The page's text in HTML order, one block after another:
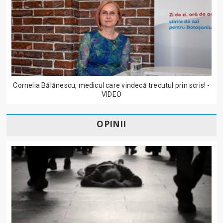
Cornelia Bălănescu, medicul care vindecă trecutul prin scris! -
VIDEO
OPINII